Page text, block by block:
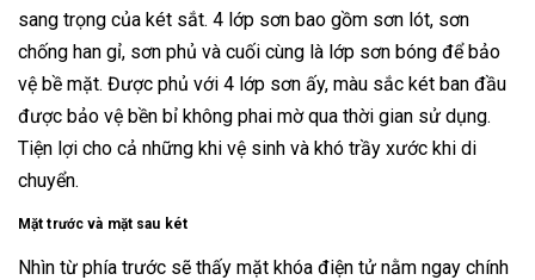
sang trọng của két sắt. 4 lớp sơn bao gồm sơn lót, sơn
chống han gỉ, sơn phủ và cuối cùng là lớp sơn bóng để bảo
vệ bề mặt. Được phủ với 4 lớp sơn ấy, màu sắc két ban đầu
được bảo vệ bền bỉ không phai mờ qua thời gian sử dụng.
Tiện lợi cho cả những khi vệ sinh và khó trầy xước khi di
chuyển.
Mặt trước và mặt sau két
Nhìn từ phía trước sẽ thấy mặt khóa điện tử nằm ngay chính